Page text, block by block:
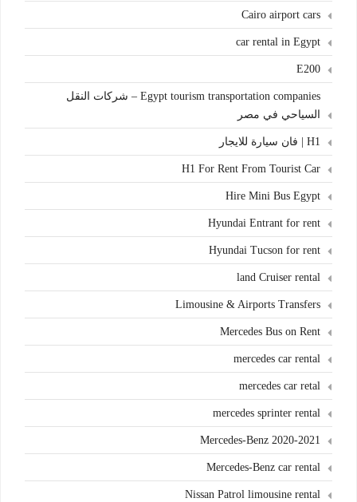
Cairo airport cars
car rental in Egypt
E200
Egypt tourism transportation companies – شركات النقل
السياحي في مصر
H1 | فان سيارة للايجار
H1 For Rent From Tourist Car
Hire Mini Bus Egypt
Hyundai Entrant for rent
Hyundai Tucson for rent
land Cruiser rental
Limousine & Airports Transfers
Mercedes Bus on Rent
mercedes car rental
mercedes car retal
mercedes sprinter rental
Mercedes-Benz 2020-2021
Mercedes-Benz car rental
Nissan Patrol limousine rental